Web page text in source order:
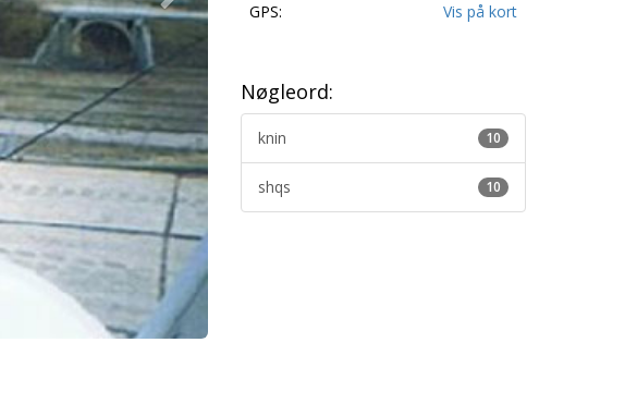
GPS:
Vis på kort
Nøgleord:
10
knin
10
shqs